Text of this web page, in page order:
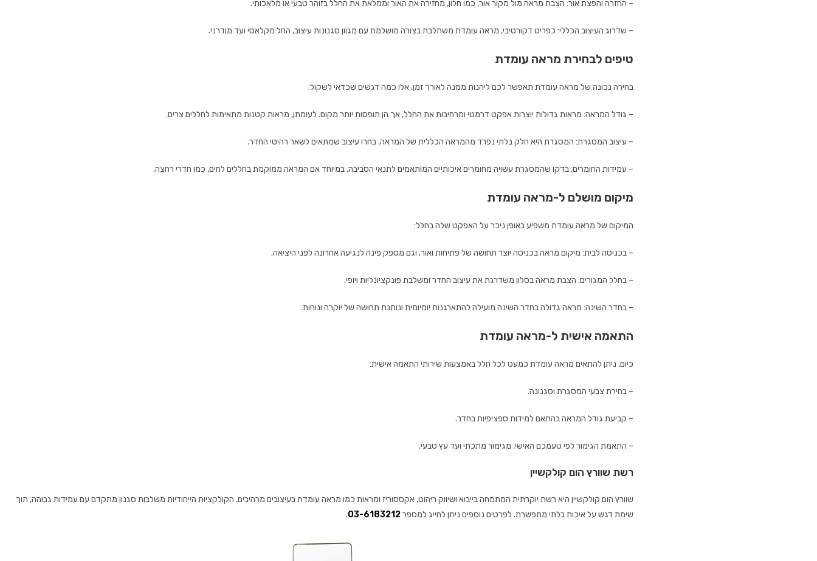
– החזרה והפצת אור: הצבת מראה מול מקור אור, כמו חלון, מחזירה את האור וממלאת את החלל בזוהר טבעי או מלאכותי.
– שדרוג העיצוב הכללי: כפריט דקורטיבי, מראה עומדת משתלבת בצורה מושלמת עם מגוון סגנונות עיצוב, החל מקלאסי ועד מודרני.
טיפים לבחירת מראה עומדת
בחירה נכונה של מראה עומדת תאפשר לכם ליהנות ממנה לאורך זמן. אלו כמה דגשים שכדאי לשקול:
– גודל המראה: מראות גדולות יוצרות אפקט דרמטי ומרחיבות את החלל, אך הן תופסות יותר מקום. לעומתן, מראות קטנות מתאימות לחללים צרים.
– עיצוב המסגרת: המסגרת היא חלק בלתי נפרד מהמראה הכללית של המראה. בחרו עיצוב שמתאים לשאר רהיטי החדר.
– עמידות החומרים: בדקו שהמסגרת עשויה מחומרים איכותיים המותאמים לתנאי הסביבה, במיוחד אם המראה ממוקמת בחללים לחים, כמו חדרי רחצה.
מיקום מושלם ל-מראה עומדת
המיקום של מראה עומדת משפיע באופן ניכר על האפקט שלה בחלל:
– בכניסה לבית: מיקום מראה בכניסה יוצר תחושה של פתיחות ואור, וגם מספק פינה לנגיעה אחרונה לפני היציאה.
– בחלל המגורים: הצבת מראה בסלון משדרגת את עיצוב החדר ומשלבת פונקציונליות ויופי.
– בחדר השינה: מראה גדולה בחדר השינה מועילה להתארגנות יומיומית ונותנת תחושה של יוקרה ונוחות.
התאמה אישית ל-מראה עומדת
כיום, ניתן להתאים מראה עומדת כמעט לכל חלל באמצעות שירותי התאמה אישית:
– בחירת צבעי המסגרת וסגנונה.
– קביעת גודל המראה בהתאם למידות ספציפיות בחדר.
– התאמת הגימור לפי טעמכם האישי, מגימור מתכתי ועד עץ טבעי.
רשת שוורץ הום קולקשיין
שוורץ הום קולקשיין היא רשת יוקרתית המתמחה בייבוא ושיווק ריהוט, אקססוריז ומראות כמו מראה עומדת בעיצובים מרהיבים. הקולקציות הייחודיות משלבות סגנון מתקדם עם עמידות גבוהה, תוך
שימת דגש על איכות בלתי מתפשרת. לפרטים נוספים ניתן לחייג למספר03-6183212
.